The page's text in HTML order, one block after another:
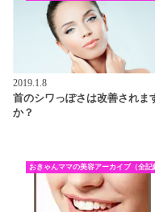
2019.1.8
首のシワっぽさは改善されま
か？
おきゃんママの美容アーカイブ（全記